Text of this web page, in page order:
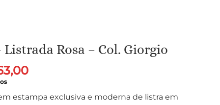
Rosa – Col. Giorgio
O
atual
estampa exclusiva e moderna de listra em